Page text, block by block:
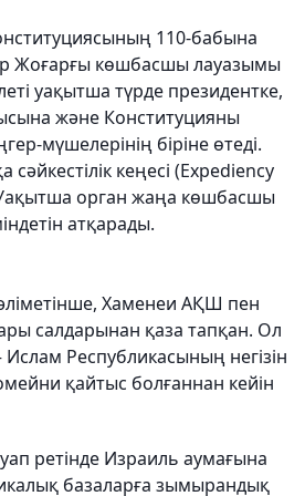
110-бабына
Жоғарғы көшбасшы лауазымы
уақытша түрде президентке,
және Конституцияны
мүшелерінің біріне өтеді.
кеңесі (Expediency
орган жаңа көшбасшы
атқарады.
Хаменеи АҚШ пен
салдарынан қаза тапқан. Ол
Республикасының негізін
қайтыс болғаннан кейін
ретінде Израиль аумағына
базаларға зымырандық